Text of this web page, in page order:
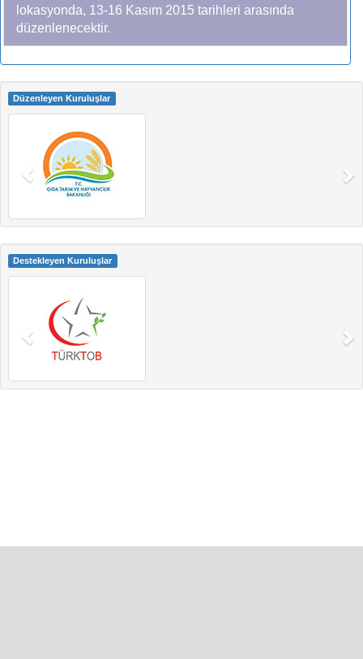
lokasyonda, 13-16 Kasım 2015 tarihleri arasında
düzenlenecektir.
Düzenleyen Kuruluşlar
Destekleyen Kuruluşlar